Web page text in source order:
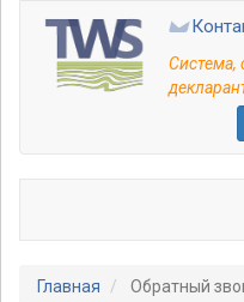
основному
содержанию
Система,
Главная Обратный